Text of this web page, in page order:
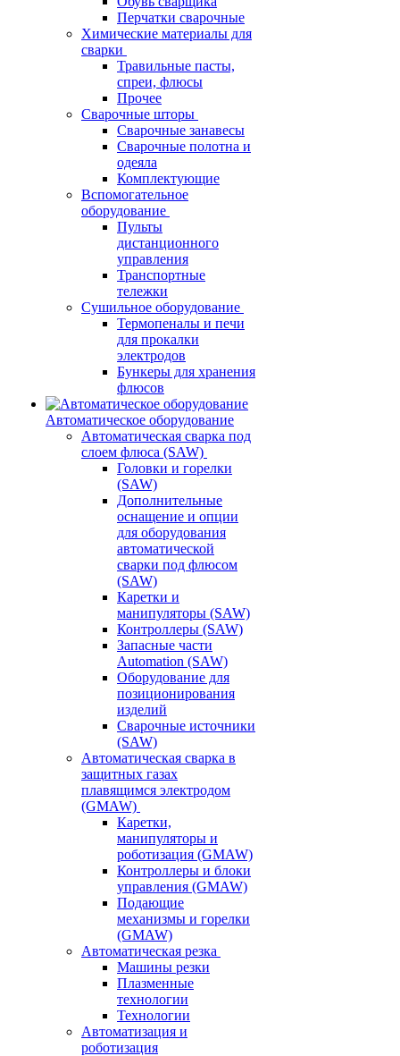
Перчатки сварочные
Химические материалы для
сварки
Травильные пасты,
спреи, флюсы
Прочее
Сварочные шторы
Сварочные занавесы
Сварочные полотна и
одеяла
Комплектующие
Вспомогательное
оборудование
Пульты
дистанционного
управления
Транспортные
тележки
Сушильное оборудование
Термопеналы и печи
для прокалки
электродов
Бункеры для хранения
флюсов
Автоматическое оборудование
Автоматическая сварка под
слоем флюса (SAW)
Головки и горелки
(SAW)
Дополнительные
оснащение и опции
для оборудования
автоматической
сварки под флюсом
(SAW)
Каретки и
манипуляторы (SAW)
Контроллеры (SAW)
Запасные части
Automation (SAW)
Оборудование для
позиционирования
изделий
Сварочные источники
(SAW)
Автоматическая сварка в
защитных газах
плавящимся электродом
(GMAW)
Каретки,
манипуляторы и
роботизация (GMAW)
Контроллеры и блоки
управления (GMAW)
Подающие
механизмы и горелки
(GMAW)
Автоматическая резка
Машины резки
Плазменные
технологии
Технологии
Автоматизация и
роботизация